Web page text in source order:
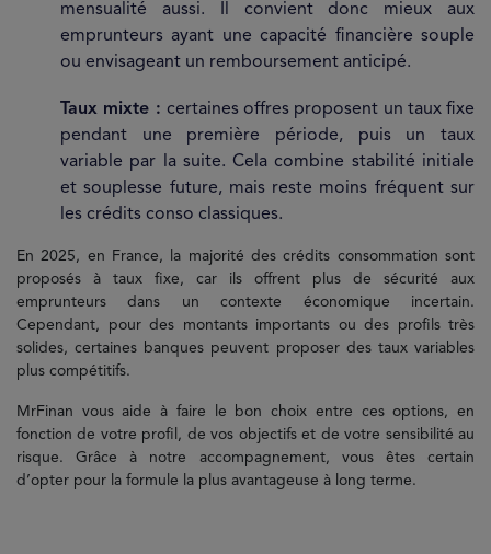
mensualité aussi. Il convient donc mieux aux
emprunteurs ayant une capacité financière souple
ou envisageant un remboursement anticipé.
Taux mixte : certaines offres proposent un taux fixe
pendant une première période, puis un taux
variable par la suite. Cela combine stabilité initiale
et souplesse future, mais reste moins fréquent sur
les crédits conso classiques.
En 2025, en France, la majorité des crédits consommation sont
proposés à taux fixe, car ils offrent plus de sécurité aux
emprunteurs dans un contexte économique incertain.
Cependant, pour des montants importants ou des profils très
solides, certaines banques peuvent proposer des taux variables
plus compétitifs.
MrFinan vous aide à faire le bon choix entre ces options, en
fonction de votre profil, de vos objectifs et de votre sensibilité au
risque. Grâce à notre accompagnement, vous êtes certain
d’opter pour la formule la plus avantageuse à long terme.